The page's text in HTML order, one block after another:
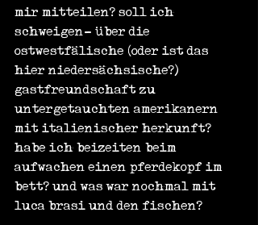
mir mitteilen? soll ich
schweigen- über die
ostwestfälische (oder ist das
hier niedersächsische?)
gastfreundschaft zu
untergetauchten amerikanern
mit italienischer herkunft?
habe ich beizeiten beim
aufwachen einen pferdekopf im
bett? und was war nochmal mit
luca brasi und den fischen?